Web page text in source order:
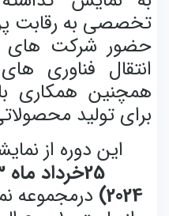
تخصصی به رقابت
حضور شرکت های
انتقال فناوری
همچنین همکاری
برای تولید
این دوره از
25خرداد ماه 1403 (11-14
2024) درمجموعه